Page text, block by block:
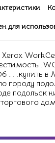
для
. . .купить в
городу
подольск